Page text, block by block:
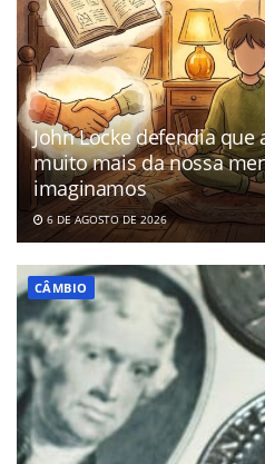
John Locke defendia
muito mais da nossa
imaginamos
6 DE AGOSTO DE 2026
CÂMBIO